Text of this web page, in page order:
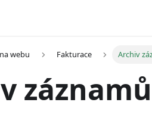
webu Fakturace Archiv
záznamů